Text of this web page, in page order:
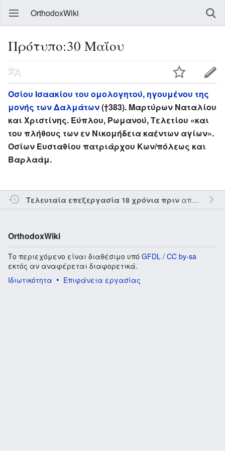
OrthodoxWiki
Πρότυπο:30 Μαΐου
Οσίου Ισαακίου του ομολογητού, ηγουμένου της
μονής των Δαλμάτων(†383). Μαρτύρων Ναταλίου
και Χριστίνης. Εύπλου, Ρωμανού, Τελετίου «και
του πλήθους των εν Νικομήδεια καέντων αγίων».
Οσίων Ευσταθίου πατριάρχου Κων/πόλεως και
Βαρλαάμ.
Τελευταία επεξεργασία 18 χρόνια πριναπό τον την
OrthodoxWiki
Το περιεχόμενο είναι διαθέσιμο υπό GFDL / CC by-sa
εκτός αν αναφέρεται διαφορετικά.
Ιδιωτικότητα
Επιφάνεια εργασίας